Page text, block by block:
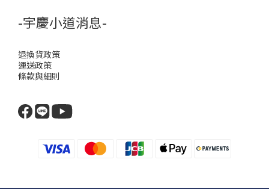
-宇慶小道消息-
退換貨政策
運送政策
條款與細則